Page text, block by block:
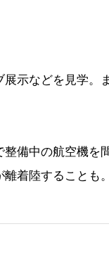
示などを見学。
備中の航空機を
着陸することも。